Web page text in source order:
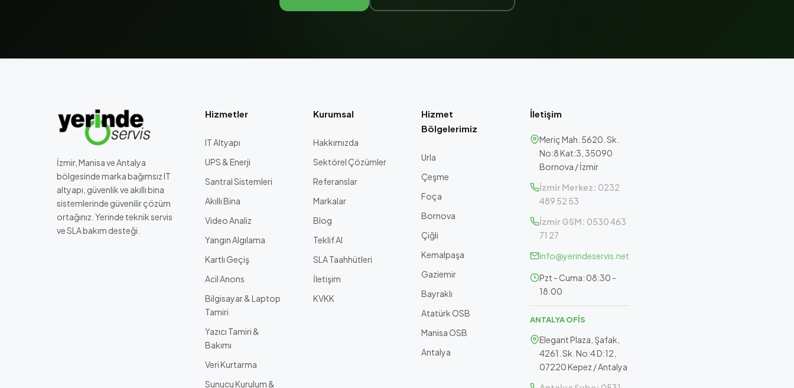
İzmir, Manisa ve Antalya
bölgesinde marka bağımsız IT
altyapı, güvenlik ve akıllı bina
sistemlerinde güvenilir çözüm
ortağınız. Yerinde teknik servis
ve SLA bakım desteği.
Hizmetler
IT Altyapı
UPS & Enerji
Santral Sistemleri
Akıllı Bina
Video Analiz
Yangın Algılama
Kartlı Geçiş
Acil Anons
Bilgisayar & Laptop
Tamiri
Yazıcı Tamiri &
Bakımı
Veri Kurtarma
Sunucu Kurulum &
Kurumsal
Hakkımızda
Sektörel Çözümler
Referanslar
Markalar
Blog
Teklif Al
SLA Taahhütleri
İletişim
KVKK
Hizmet
Bölgelerimiz
Urla
Çeşme
Foça
Bornova
Çiğli
Kemalpaşa
Gaziemir
Bayraklı
Atatürk OSB
Manisa OSB
Antalya
İletişim
Meriç Mah. 5620. Sk.
No:8 Kat:3, 35090
Bornova / İzmir
İzmir Merkez: 0232
489 52 53
İzmir GSM: 0530 463
71 27
info@yerindeservis.net
Pzt - Cuma: 08:30 -
18:00
ANTALYA OFİS
Elegant Plaza, Şafak,
4261. Sk. No:4 D:12,
07220 Kepez / Antalya